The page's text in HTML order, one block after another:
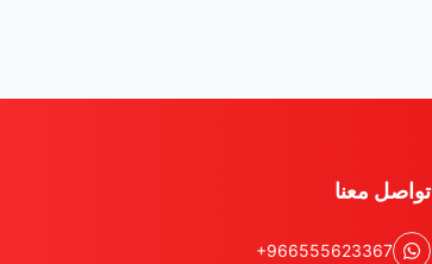
تواصل معنا
+966555623367